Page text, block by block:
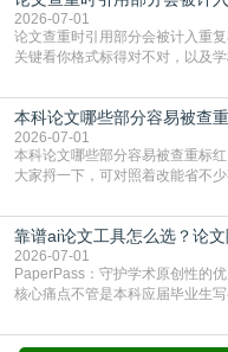
框架，内容都是自己写的，至于做
2026-07-01
论文查重时引用部分会被计入重复率？ 学术论文引用部分会不会被算进
关键看你格式标得对不对，以及
独占一行，每条文献用[1][2]方括
7714（作者、题名、刊名、年、
成功后通常把这段标为引用，
本科论文哪些部分容易被查
2026-07-01
本科论文哪些部分容易被查重标红？ 本科论文查重，最容易“中招“标红的地
大家捋一下，可对照着改能省不
乎一模一样的话，你要是直接复
一抓一个准，整段飘红。研究背
用问卷调查法““运用SPSS软件进
靠谱ai论文工具怎么选？论
2026-07-01
PaperPass：守护学术原创性的
核心痛点不管是本科应届毕业生
自己逐句读逐句改，熬好几个大